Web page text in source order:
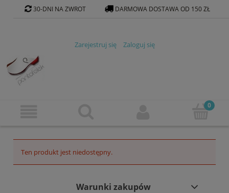
Zarejestruj się Zaloguj się
30-DNI NA ZWROT DARMOWA DOSTAWA OD 150 ZŁ
Ten produkt jest niedostępny.
Warunki zakupów